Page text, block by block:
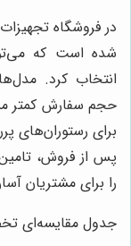
در فروشگاه
شده است که
انتخاب کرد.
حجم سفارش کمتر
برای رستوران‌های
پس از فروش،
را برای مشتریان
جدول مقایسه‌ای